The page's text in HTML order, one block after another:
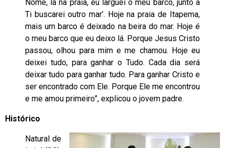
Nome, lá na praia, eu larguei o meu barco, junto a
Ti buscarei outro mar’. Hoje na praia de Itapema,
mais um barco é deixado na beira do mar. Hoje é
o meu barco que eu deixo lá. Porque Jesus Cristo
passou, olhou para mim e me chamou. Hoje eu
deixei tudo, para ganhar o Tudo. Cada dia será
deixar tudo para ganhar tudo. Para ganhar Cristo e
ser encontrado com Ele. Porque Ele me encontrou
e me amou primeiro”, explicou o jovem padre.
Histórico
Natural de